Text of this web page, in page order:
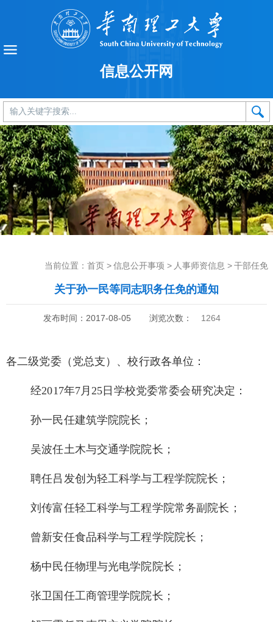
信息公开网
当前位置： 首页 > 信息公开事项 > 人事师资信息 > 干部任免
关于孙一民等同志职务任免的通知
发布时间：2017-08-05 浏览次数： 1264
各二级党委（党总支）、校行政各单位：
经2017年7月25日学校党委常委会研究决定：
孙一民任建筑学院院长；
吴波任土木与交通学院院长；
聘任吕发创为轻工科学与工程学院院长；
刘传富任轻工科学与工程学院常务副院长；
曾新安任食品科学与工程学院院长；
杨中民任物理与光电学院院长；
张卫国任工商管理学院院长；